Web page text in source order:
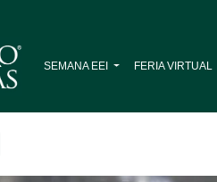
SEMANA EEI FERIA VIRTUAL